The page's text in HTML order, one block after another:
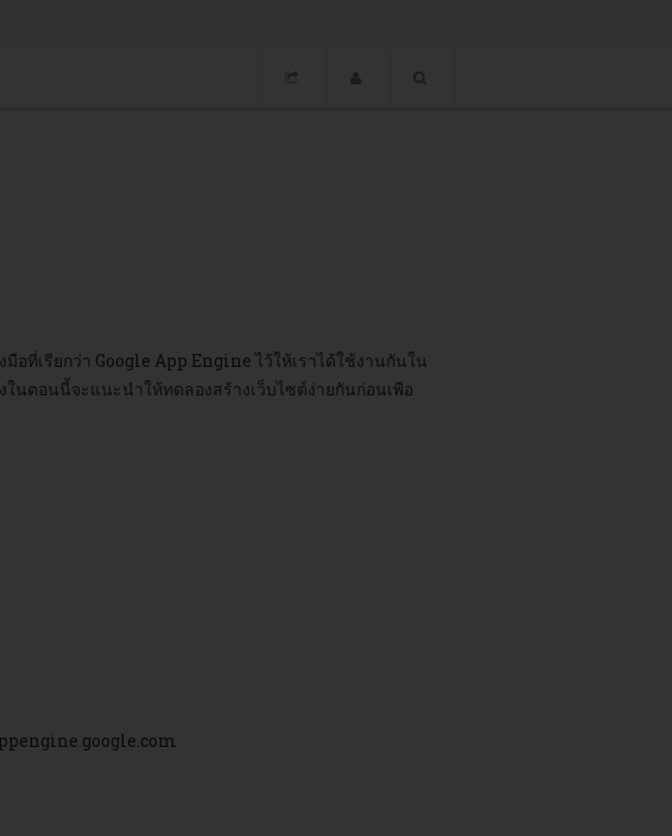
Quadrant™ for Container Management...
ที่เรียกว่า Google App Engine ไว้ให้เราได้ใช้งานกันใน
นตอนนี้จะแนะนำให้ทดลองสร้างเว็บไซต์ง่ายกันก่อนเพือ